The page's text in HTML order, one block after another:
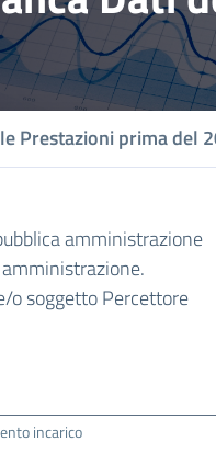
Prestazioni prima del
amministrazione
o soggetto Percettore
incarico